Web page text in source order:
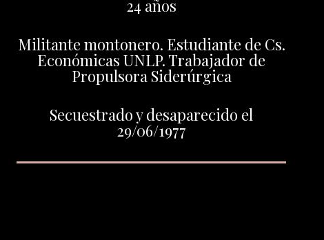
24 años
Militante montonero. Estudiante de Cs.
Económicas UNLP. Trabajador de
Propulsora Siderúrgica
Secuestrado y desaparecido el
29/06/1977